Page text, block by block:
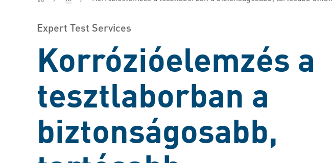
Expert Test Services
Korrózióelemzés a
tesztlaborban a
biztonságosabb,